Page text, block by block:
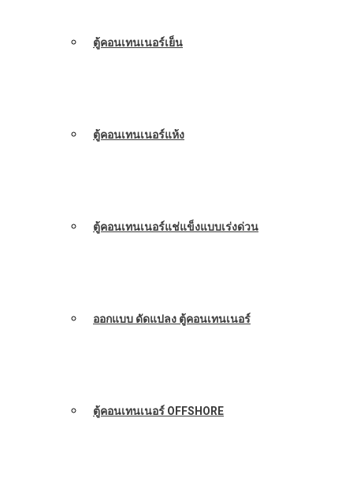
ตู้คอนเทนเนอร์เย็น
ตู้คอนเทนเนอร์แห้ง
ตู้คอนเทนเนอร์แช่แข็งแบบเร่งด่วน
ออกแบบ ดัดแปลง ตู้คอนเทนเนอร์
ตู้คอนเทนเนอร์ OFFSHORE